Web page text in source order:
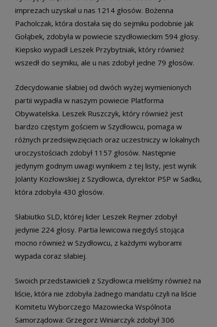
imprezach uzyskał u nas 1214 głosów. Bożenna
Pacholczak, która dostała się do sejmiku podobnie jak
Gołąbek, zdobyła w powiecie szydłowieckim 594 głosy.
Kiepsko wypadł Leszek Przybytniak, który również
wszedł do sejmiku, ale u nas zdobył jedne 79 głosów.
Zdecydowanie słabiej od dwóch wyżej wymienionych
partii wypadła w naszym powiecie Platforma
Obywatelska. Leszek Ruszczyk, który również jest
bardzo częstym gościem w Szydłowcu, pomaga w
różnych przedsięwzięciach oraz uczestniczy w lokalnych
uroczystościach zdobył 1157 głosów. Następnie
jedynym godnym uwagi wynikiem z tej listy, jest wynik
Jolanty Kozłowskiej z Szydłowca, dyrektor PSP w Sadku,
która zdobyła 430 głosów.
Słabiutko SLD, której lider Leszek Rejmer zdobył
jedynie 224 głosy. Partia lewicowa niegdyś stojąca
mocno również w Szydłowcu, z każdymi wyborami
wypada coraz słabiej.
Swoich przedstawicieli z Szydłowca mieliśmy również na
liście, która nie zdobyła żadnego mandatu czyli na liście
Komitetu Wyborczego Mazowiecka Wspólnota
Samorządowa: Grzegorz Winiarczyk zdobył 306